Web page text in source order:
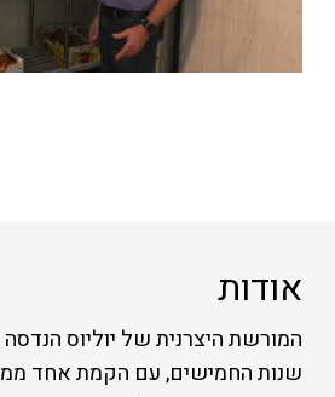
אודות
המורשת היצרנית של יוליוס
שנות החמישים, עם הקמת אחד